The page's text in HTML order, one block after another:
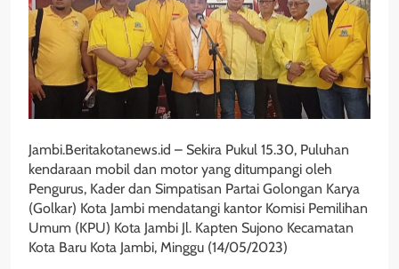
Jambi.Beritakotanews.id – Sekira Pukul 15.30, Puluhan
kendaraan mobil dan motor yang ditumpangi oleh
Pengurus, Kader dan Simpatisan Partai Golongan Karya
(Golkar) Kota Jambi mendatangi kantor Komisi Pemilihan
Umum (KPU) Kota Jambi Jl. Kapten Sujono Kecamatan
Kota Baru Kota Jambi, Minggu (14/05/2023)